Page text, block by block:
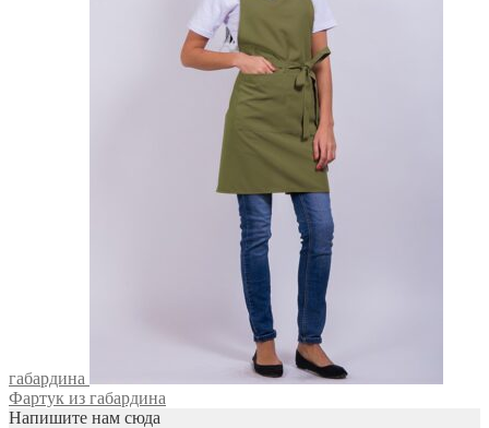
габардина
Фартук из габардина
Напишите нам сюда